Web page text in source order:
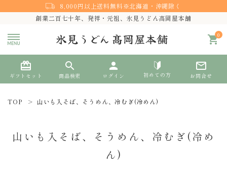
8,000円以上送料無料※北海道・沖縄除く
創業二百七十年、発祥・元祖、氷見うどん高岡屋本舗
0
shopping_cart
card_giftcard
ギフトセット
search
商品検索
person
ログイン 初めての方
mail_outline
お問合せ
TOP 山いも入そば、そうめん、冷むぎ(冷めん)
山いも入そば、そうめん、冷むぎ(冷め
ん)